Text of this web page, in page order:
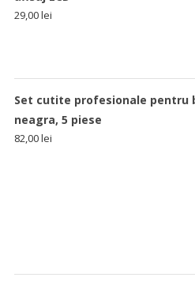
29,00lei
Set cutite profesionale pentru
neagra, 5 piese
82,00lei